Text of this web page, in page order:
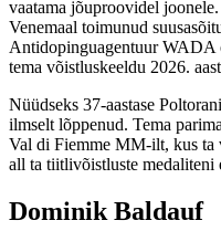
vaatama jõuproovidel
Venemaal toimunud
Antidopinguagentuur WADA
tema võistluskeeldu 2026.
Nüüdseks 37-aastase
ilmselt lõppenud. Tema
Val di Fiemme MM-ilt, kus ta
all ta tiitlivõistluste medaliteni
Dominik Baldauf